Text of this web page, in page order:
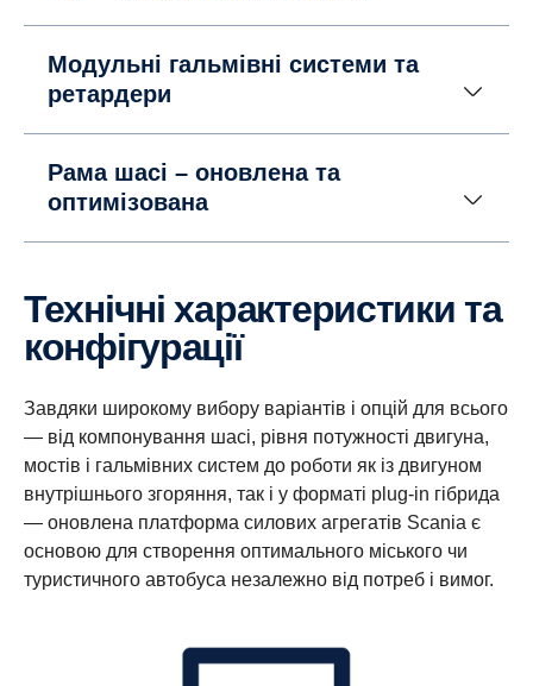
Модульні гальмівні системи та
ретардери
Рама шасі – оновлена та
оптимізована
Технічні характеристики та
конфігурації
Завдяки широкому вибору варіантів і опцій для всього
— від компонування шасі, рівня потужності двигуна,
мостів і гальмівних систем до роботи як із двигуном
внутрішнього згоряння, так і у форматі plug-in гібрида
— оновлена платформа силових агрегатів Scania є
основою для створення оптимального міського чи
туристичного автобуса незалежно від потреб і вимог.